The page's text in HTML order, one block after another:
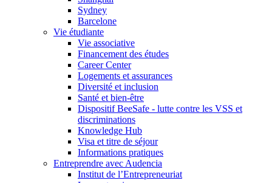
Sydney
Barcelone
Vie étudiante
Vie associative
Financement des études
Career Center
Logements et assurances
Diversité et inclusion
Santé et bien-être
Dispositif BeeSafe - lutte contre les VSS et
discriminations
Knowledge Hub
Visa et titre de séjour
Informations pratiques
Entreprendre avec Audencia
Institut de l’Entrepreneuriat